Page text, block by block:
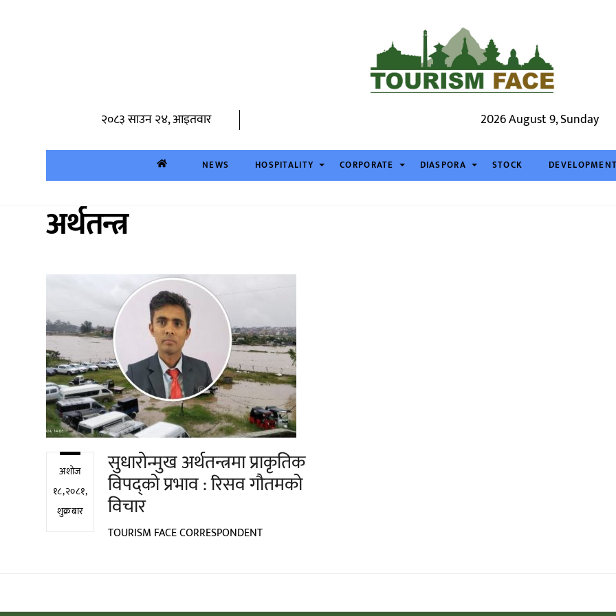
२०८३ साउन २४, आइतवार 2026 August 9, Sunday
NEWS HOSPITALITY CORPORATE DIASPORA STOCK DEVELOPMENT
अर्थतन्त्र
अशोज
१८,२०८१,
शुक्रबार
सुधारोन्मुख अर्थतन्त्रमा प्राकृतिक
विपद्को प्रभाव : रिसव गौतमको
विचार
TOURISM FACE CORRESPONDENT